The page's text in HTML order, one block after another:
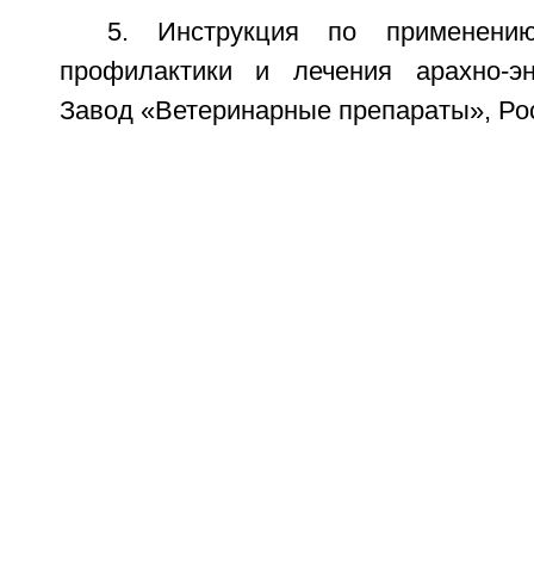
5. Инструкция по
профилактики и лечения арахно-
Завод «Ветеринарные препараты»,